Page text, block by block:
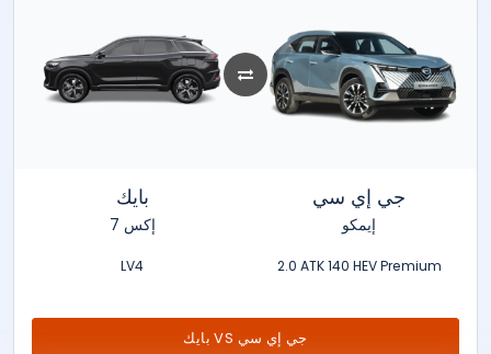
بايك
إكس 7
LV4
جي إي سي
إيمكو
2.0 ATK 140 HEV Premium
بايك VS جي إي سي